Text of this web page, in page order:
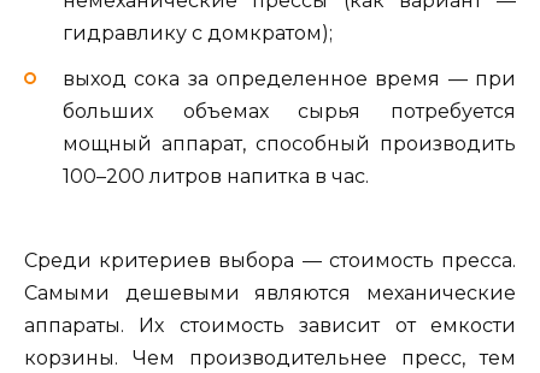
гидравлику с домкратом);
выход сока за определенное время — при
больших объемах сырья потребуется
мощный аппарат, способный производить
100–200 литров напитка в час.
Среди критериев выбора — стоимость пресса.
Самыми дешевыми являются механические
аппараты. Их стоимость зависит от емкости
корзины. Чем производительнее пресс, тем